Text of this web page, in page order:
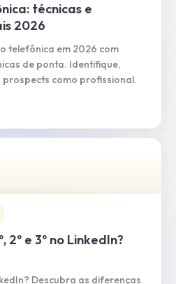
técnicas e
2026
telefônica em 2026 com
de ponta. Identifique,
prospects como profissional.
2º e 3º no LinkedIn?
Descubra as diferenças